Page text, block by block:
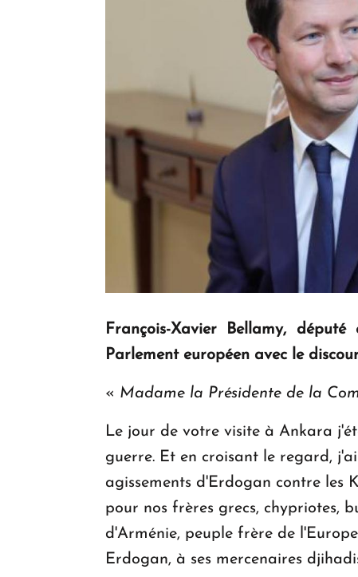
François-Xavier Bellamy,
Parlement européen avec le
« Madame la Présidente de la
Le jour de votre visite à Ankara
guerre. Et en croisant le regard,
agissements d'Erdogan contre les
pour nos frères grecs, chypriotes,
d'Arménie, peuple frère de
Erdogan, à ses mercenaires